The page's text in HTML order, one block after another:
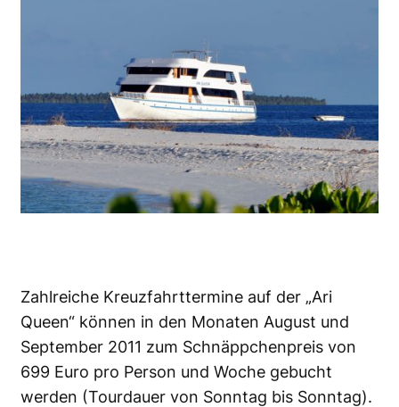
Zahlreiche Kreuzfahrttermine auf der „Ari
Queen“ können in den Monaten August und
September 2011 zum Schnäppchenpreis von
699 Euro pro Person und Woche gebucht
werden (Tourdauer von Sonntag bis Sonntag).